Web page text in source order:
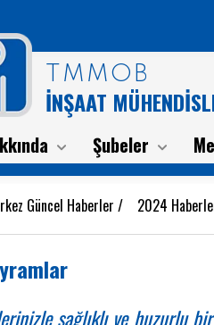
TMMOB
İNŞAAT
Şubeler
Güncel Haberler / 2024
sağlıklı ve huzurlu